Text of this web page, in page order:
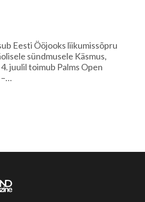
Eesti Ööjooks liikumissõpru
sündmusele Käsmus,
juulil toimub Palms Open
–…